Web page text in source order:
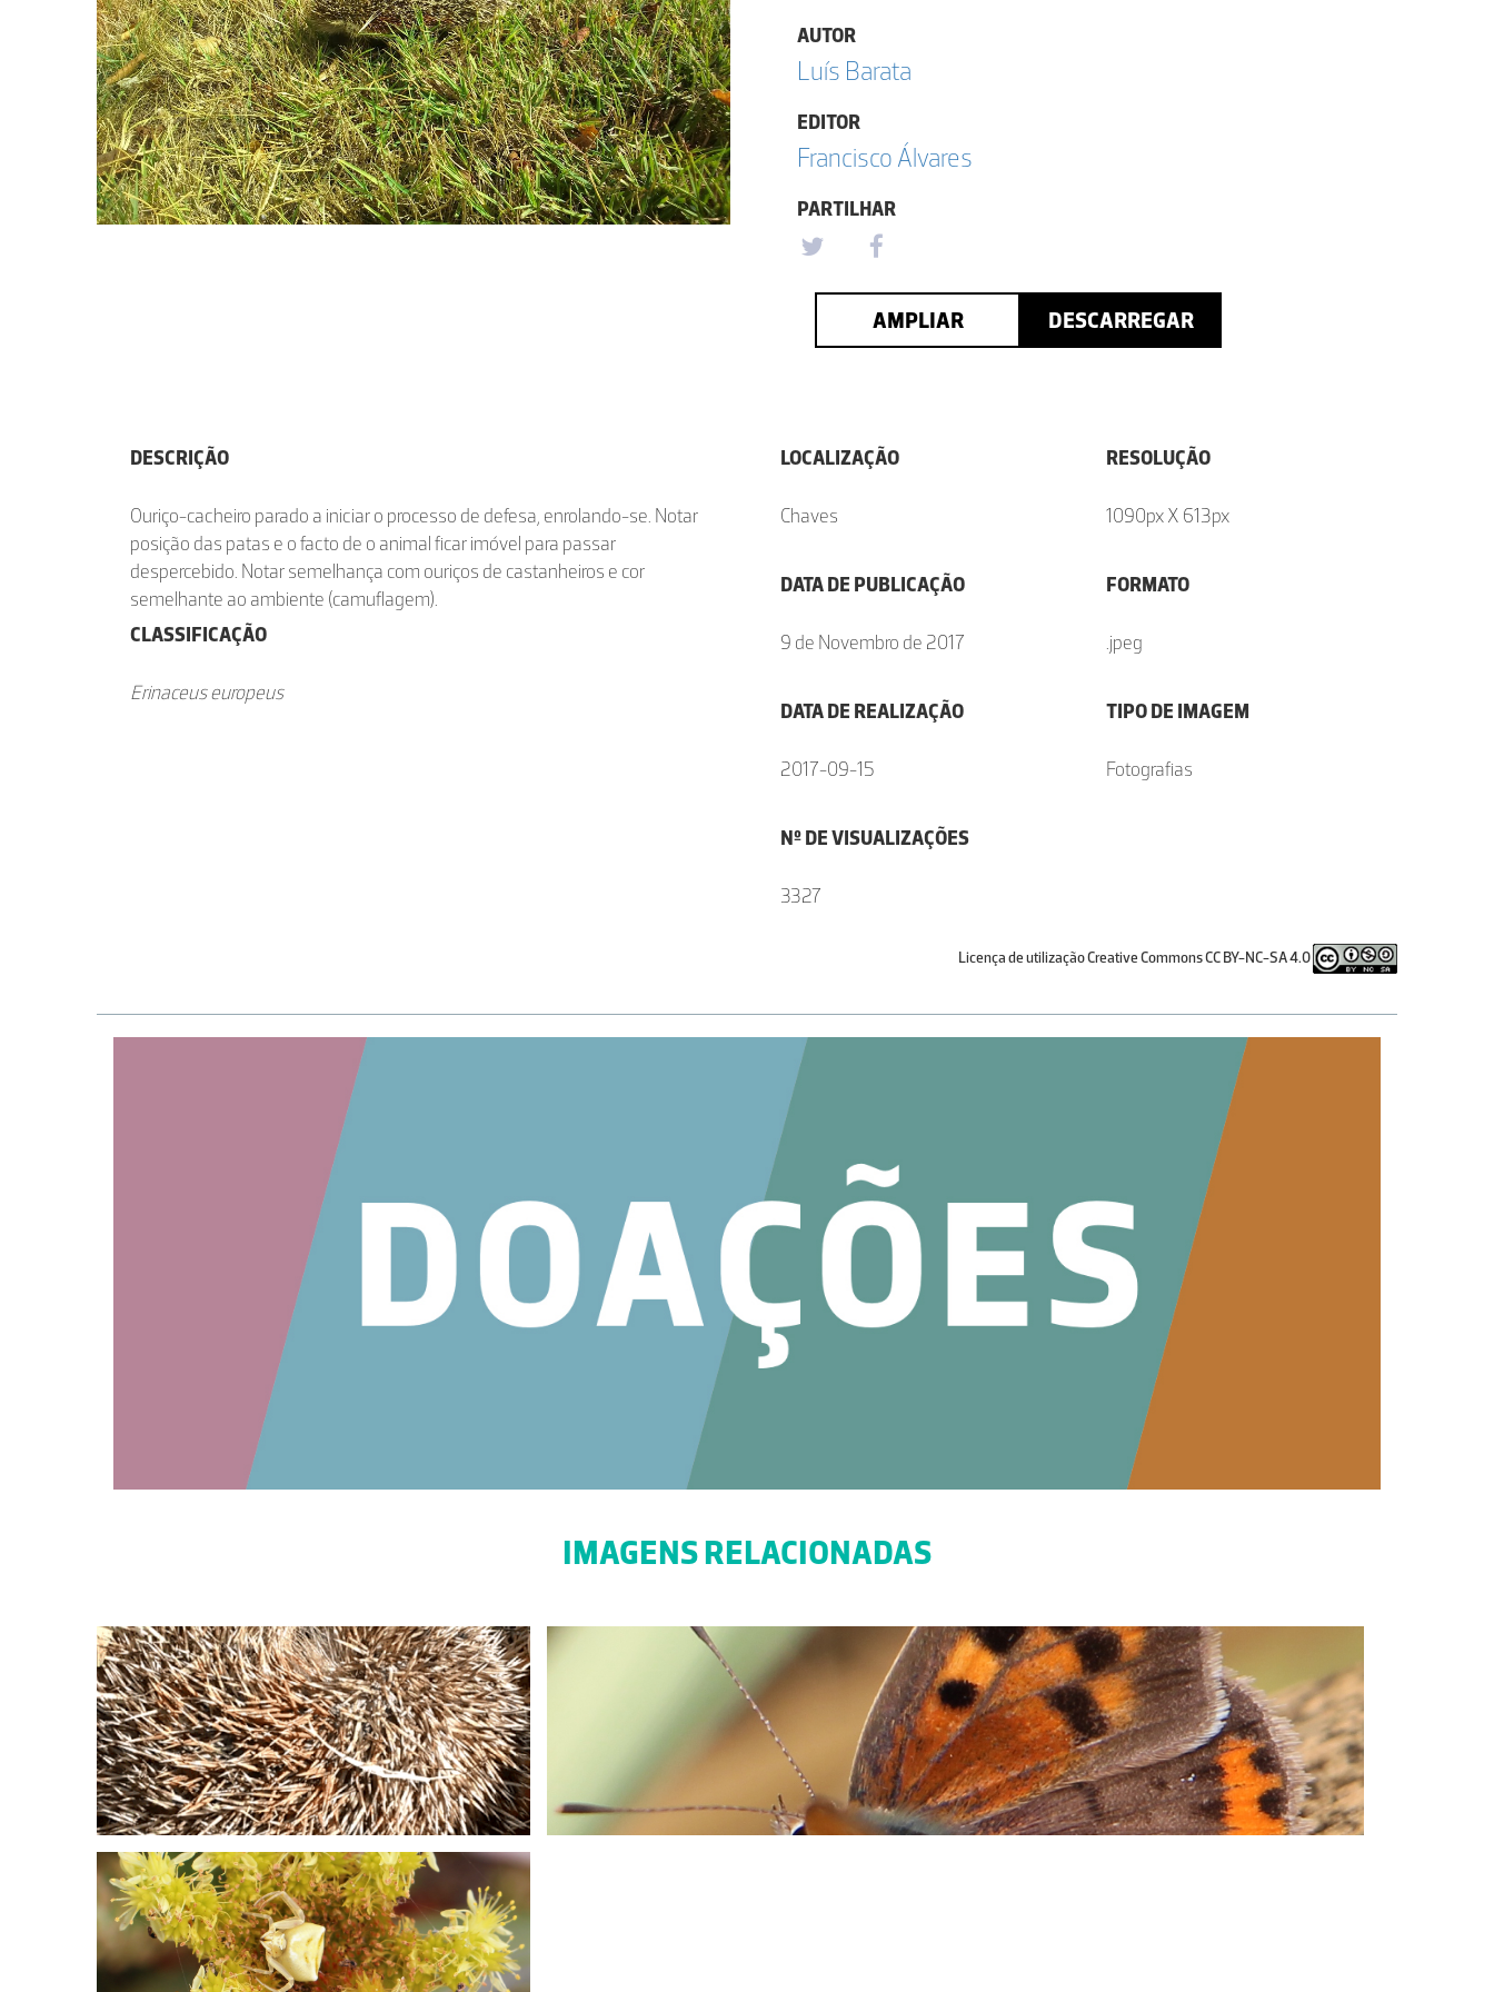
AUTOR
Luí­s Barata
EDITOR
Francisco Álvares
PARTILHAR
AMPLIAR DESCARREGAR
DESCRIÇÃO
Ouriço-cacheiro parado a iniciar o processo de defesa, enrolando-se. Notar
posição das patas e o facto de o animal ficar imóvel para passar
despercebido. Notar semelhança com ouriços de castanheiros e cor
semelhante ao ambiente (camuflagem).
CLASSIFICAÇÃO
Erinaceus europeus
LOCALIZAÇÃO
Chaves
DATA DE PUBLICAÇÃO
9 de Novembro de 2017
DATA DE REALIZAÇÃO
2017-09-15
Nº DE VISUALIZAÇÕES
3327
RESOLUÇÃO
1090px X 613px
FORMATO
.jpeg
TIPO DE IMAGEM
Fotografias
Licença de utilização Creative Commons CC BY-NC-SA 4.0
IMAGENS RELACIONADAS